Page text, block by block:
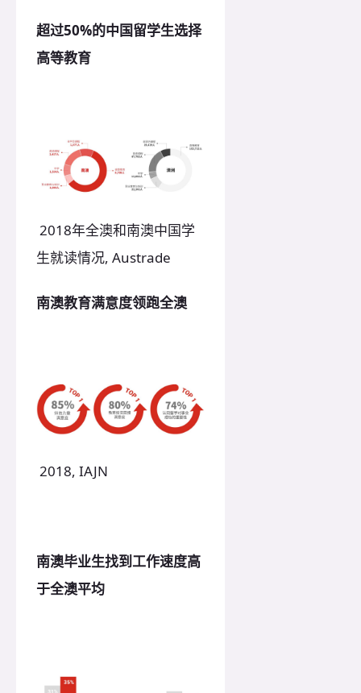
超过50%的中国留学生选择
高等教育
2018年全澳和南澳中国学
生就读情况, Austrade
南澳教育满意度领跑全澳
2018, IAJN
南澳毕业生找到工作速度高
于全澳平均